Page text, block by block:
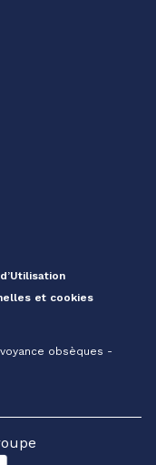
et cookies
obsèques -